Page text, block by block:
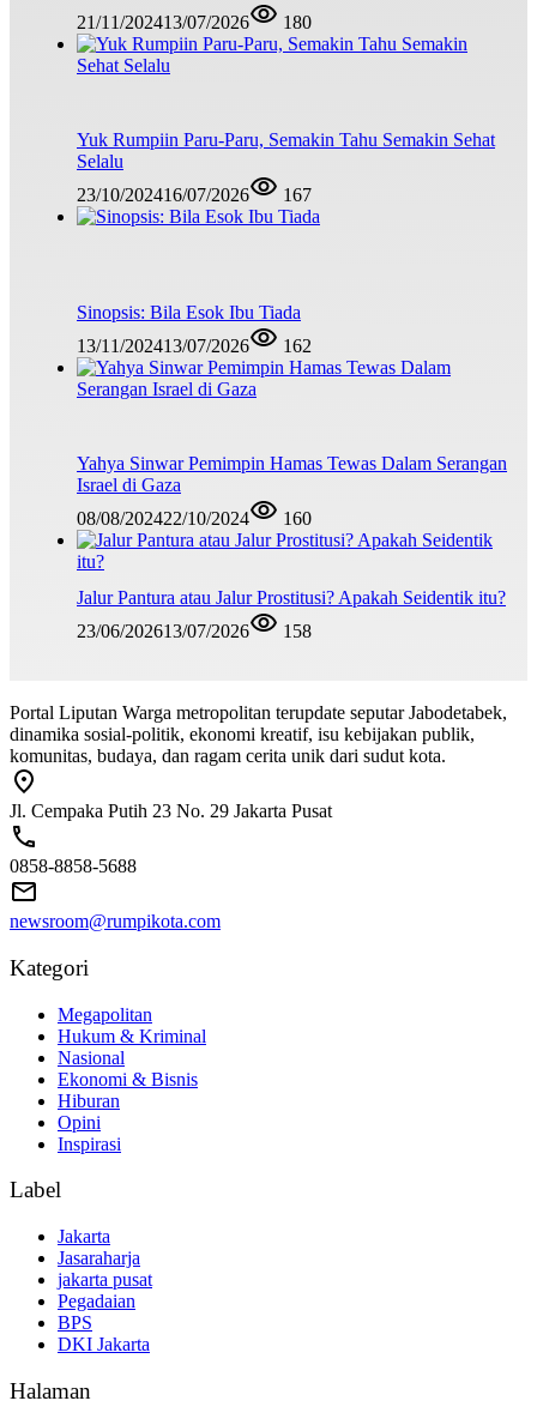
21/11/202413/07/2026 180
Yuk Rumpiin Paru-Paru, Semakin Tahu Semakin Sehat
Selalu
23/10/202416/07/2026 167
Sinopsis: Bila Esok Ibu Tiada
13/11/202413/07/2026 162
Yahya Sinwar Pemimpin Hamas Tewas Dalam Serangan
Israel di Gaza
08/08/202422/10/2024 160
Jalur Pantura atau Jalur Prostitusi? Apakah Seidentik itu?
23/06/202613/07/2026 158
Portal Liputan Warga metropolitan terupdate seputar Jabodetabek,
dinamika sosial-politik, ekonomi kreatif, isu kebijakan publik,
komunitas, budaya, dan ragam cerita unik dari sudut kota.
Jl. Cempaka Putih 23 No. 29 Jakarta Pusat
0858-8858-5688
newsroom@rumpikota.com
Kategori
Megapolitan
Hukum & Kriminal
Nasional
Ekonomi & Bisnis
Hiburan
Opini
Inspirasi
Label
Jakarta
Jasaraharja
jakarta pusat
Pegadaian
BPS
DKI Jakarta
Halaman